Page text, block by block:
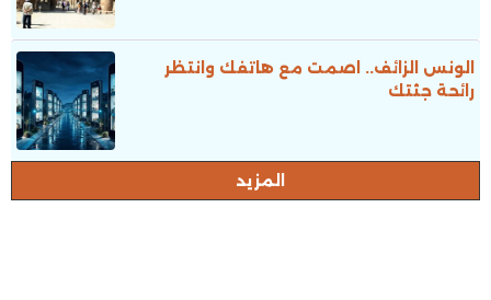
الونس الزائف.. اصمت مع هاتفك وانتظر
رائحة جثتك
المزيد